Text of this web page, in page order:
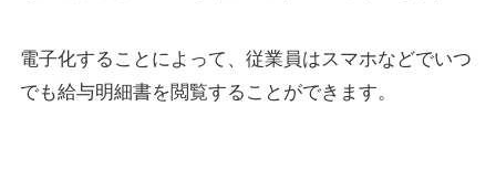
電子化することによって、従業員はスマホなどでいつ
でも給与明細書を閲覧することができます。